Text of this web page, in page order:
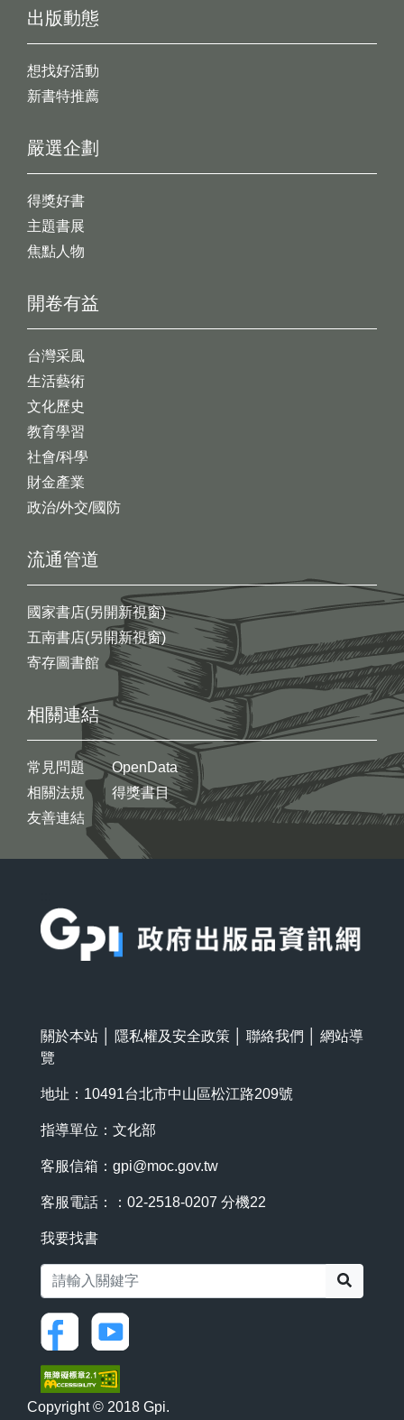
出版動態
想找好活動
新書特推薦
開卷有益
台灣采風
生活藝術
文化歷史
教育學習
社會/科學
財金產業
政治/外交/國防
嚴選企劃
得獎好書
主題書展
焦點人物
流通管道
國家書店(另開新視窗)
五南書店(另開新視窗)
寄存圖書館
相關連結
常見問題
相關法規
友善連結
OpenData
得獎書目
關於本站 隱私權及安全政策 聯絡我們
網站導
覽
地址：10491台北市中山區松江路209號
指導單位：文化部
客服信箱： gpi@moc.gov.tw
客服電話：：02-2518-0207 分機22
我要找書
Copyright © 2018 Gpi.